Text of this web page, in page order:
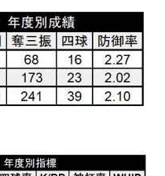
ライバシーポリシー
くある質問
ルバイト募集（別ウィンドウで開く